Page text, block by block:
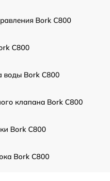
Bork C800
C800
воды Bork C800
клапана Bork C800
Bork C800
Bork C800